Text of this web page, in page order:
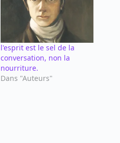
l'esprit est le sel de la
conversation, non la
nourriture.
Dans "Auteurs"